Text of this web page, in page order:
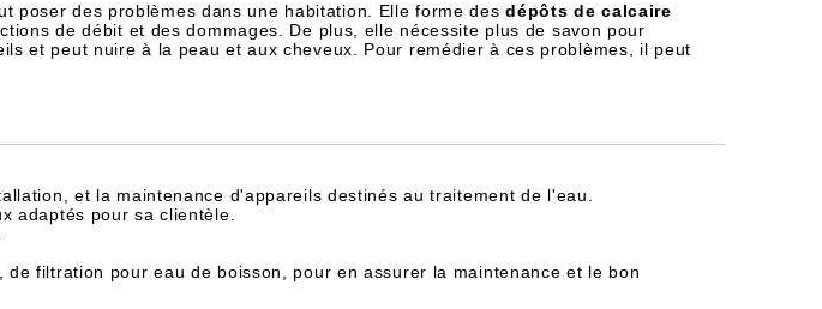
poser des problèmes dans une habitation. Elle forme desdépôts de calcaire
de débit et des dommages. De plus, elle nécessite plus de savon pour
et peut nuire à la peau et aux cheveux. Pour remédier à ces problèmes, il peut
et la maintenance d'appareils destinés au traitement de l'eau.
adaptés pour sa clientèle.
filtration pour eau de boisson, pour en assurer la maintenance et le bon